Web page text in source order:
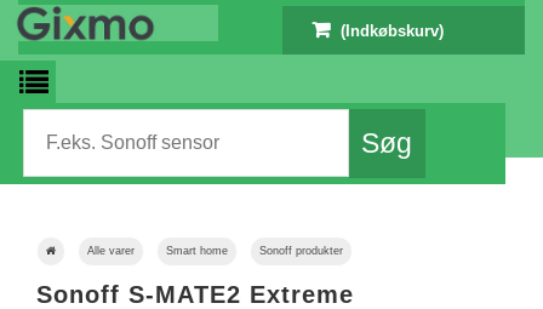
(Indkøbskurv)
Alle varer Smart home Sonoff produkter
Sonoff S-MATE2 Extreme